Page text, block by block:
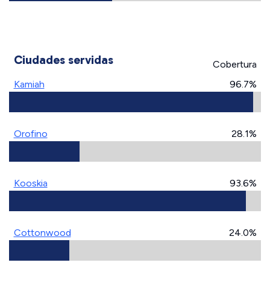
Ciudades servidas
Cobertura
Kamiah
96.7%
Orofino 28.1%
Kooskia 93.6%
Cottonwood 24.0%